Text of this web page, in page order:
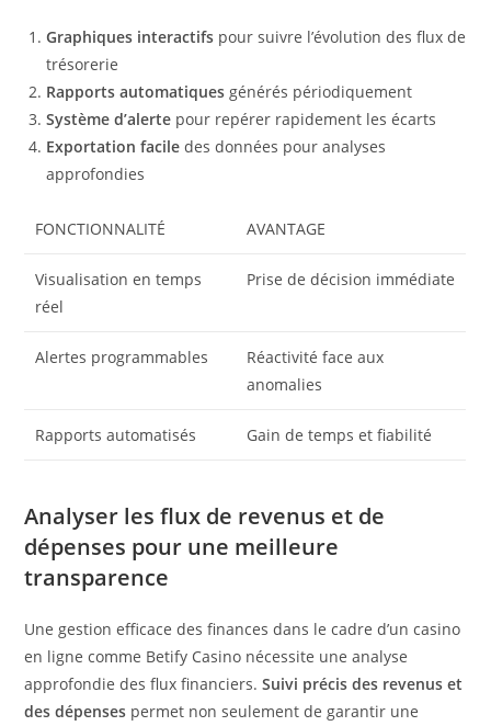
Graphiques interactifs pour suivre l’évolution des flux de
trésorerie
Rapports automatiques générés périodiquement
Système d’alerte pour repérer rapidement les écarts
Exportation facile des données pour analyses
approfondies
FONCTIONNALITÉ AVANTAGE
Visualisation en temps
réel
Prise de décision immédiate
Alertes programmables
Réactivité face aux
anomalies
Rapports automatisés Gain de temps et fiabilité
Analyser les flux de revenus et de
dépenses pour une meilleure
transparence
Une gestion efficace des finances dans le cadre d’un casino
en ligne comme Betify Casino nécessite une analyse
approfondie des flux financiers.Suivi précis des revenus et
des dépenses permet non seulement de garantir une